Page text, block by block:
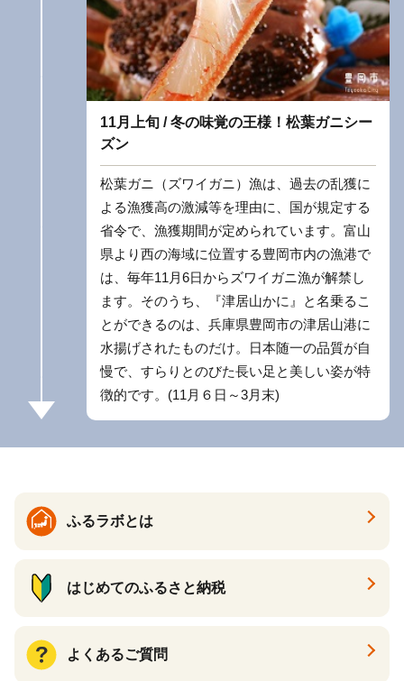
11月上旬 / 冬の味覚の王様！松葉ガニシー
ズン
松葉ガニ（ズワイガニ）漁は、過去の乱獲に
よる漁獲高の激減等を理由に、国が規定する
省令で、漁獲期間が定められています。富山
県より西の海域に位置する豊岡市内の漁港で
は、毎年11月6日からズワイガニ漁が解禁し
ます。そのうち、『津居山かに』と名乗るこ
とができるのは、兵庫県豊岡市の津居山港に
水揚げされたものだけ。日本随一の品質が自
慢で、すらりとのびた長い足と美しい姿が特
徴的です。(11月６日～3月末)
ふるラボとは
はじめてのふるさと納税
よくあるご質問